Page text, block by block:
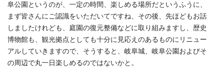
阜公園というのが、一定の時間、楽しめる場所だというふうに、
まず皆さんにご認識をいただいてですね、その後、先ほどもお話
しましたけれども、庭園の復元整備などに取り組みますし、歴史
博物館も、観光拠点としても十分に見応えのあるものにリニュー
アルしていきますので、そうすると、岐阜城、岐阜公園およびそ
の周辺で丸一日楽しめるのではないかと。